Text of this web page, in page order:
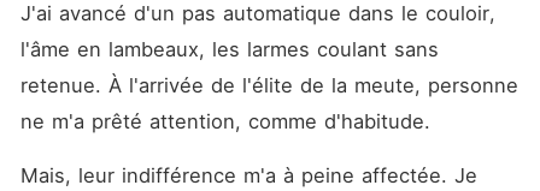
J'ai avancé d'un pas automatique dans le couloir,
l'âme en lambeaux, les larmes coulant sans
retenue. À l'arrivée de l'élite de la meute, personne
ne m'a prêté attention, comme d'habitude.
Mais, leur indifférence m'a à peine affectée. Je